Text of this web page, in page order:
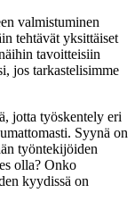
valmistuminen
tehtävät yksittäiset
tavoitteisiin
jos tarkastelisimme
jotta työskentely eri
Syynä on
työntekijöiden
olla? Onko
kyydissä on